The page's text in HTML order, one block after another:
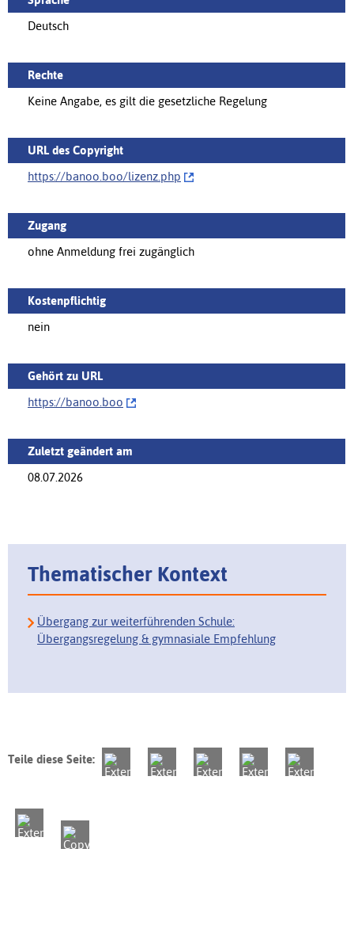
Deutsch
Rechte
Keine Angabe, es gilt die gesetzliche Regelung
URL des Copyright
https://banoo.boo/‌lizenz.php
Zugang
ohne Anmeldung frei zugänglich
Kostenpflichtig
nein
Gehört zu URL
https://‌banoo.boo
Zuletzt geändert am
08.07.2026
Thematischer Kontext
Übergang zur weiterführenden Schule:
Übergangsregelung & gymnasiale Empfehlung
Teile diese Seite: